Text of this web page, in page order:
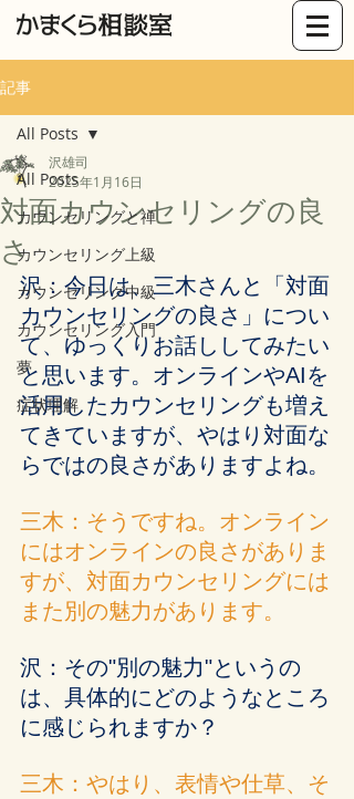
記事
All Posts
カウンセリングと禅
カウンセリング上級
カウンセリング中級
カウンセリング入門
夢
症状理解
All Posts
対面カウンセリングの良
さ
沢雄司
2025年1月16日
沢：今日は、三木さんと「対面
カウンセリングの良さ」につい
て、ゆっくりお話ししてみたい
と思います。オンラインやAIを
活用したカウンセリングも増え
てきていますが、やはり対面な
らではの良さがありますよね。
三木：そうですね。オンライン
にはオンラインの良さがありま
すが、対面カウンセリングには
また別の魅力があります。
沢：その"別の魅力"というの
は、具体的にどのようなところ
に感じられますか？
三木：やはり、表情や仕草、そ